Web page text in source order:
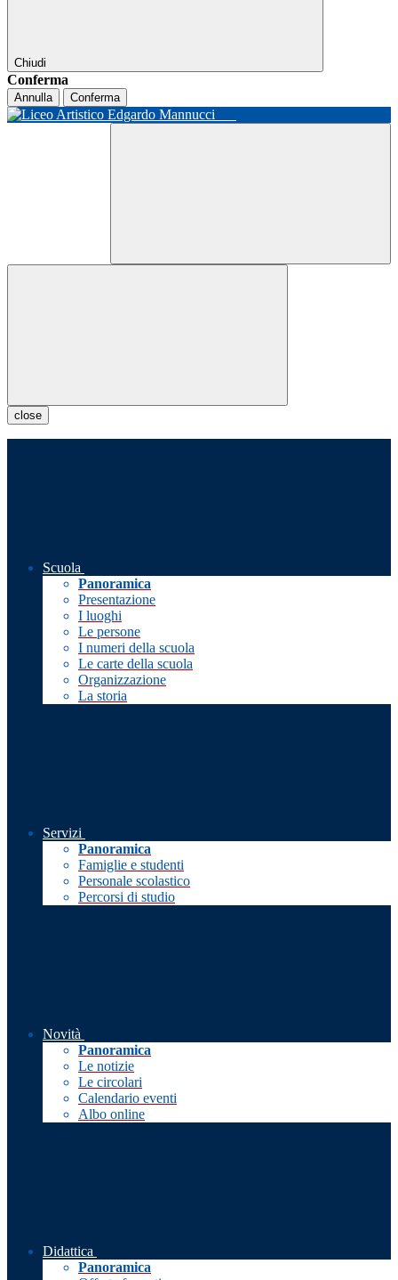
Chiudi
Conferma
Annulla Conferma
close
Scuola
Panoramica
Presentazione
I luoghi
Le persone
I numeri della scuola
Le carte della scuola
Organizzazione
La storia
Servizi
Panoramica
Famiglie e studenti
Personale scolastico
Percorsi di studio
Novità
Panoramica
Le notizie
Le circolari
Calendario eventi
Albo online
Didattica
Panoramica